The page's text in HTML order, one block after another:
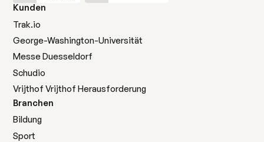
Kunden
Trak.io
George-Washington-Universität
Messe Duesseldorf
Schudio
Vrijthof Vrijthof Herausforderung
Branchen
Bildung
Sport